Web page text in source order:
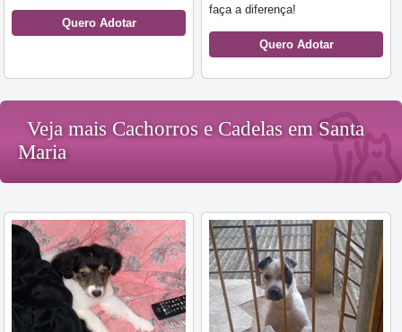
Quero Adotar
faça a diferença!
Quero Adotar
Veja mais Cachorros e Cadelas em Santa
Maria